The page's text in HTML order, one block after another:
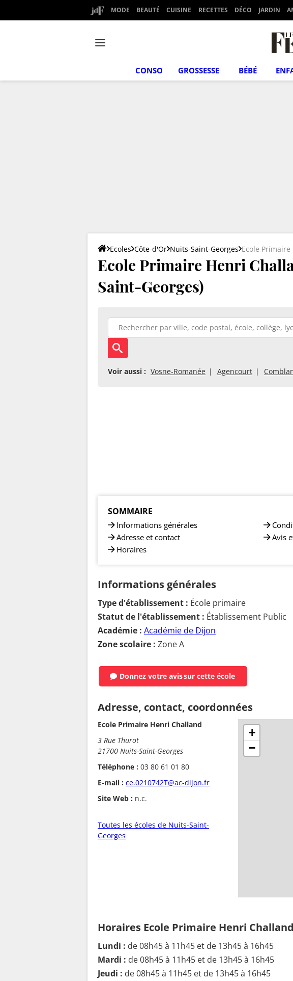
MODE BEAUTÉ CUISINE RECETTES DÉCO JARDIN
CONSO GROSSESSE BÉBÉ
Ecoles Côte-d'Or Nuits-Saint-Georges Ecole
Ecole Primaire Henri
Saint-Georges)
Voir aussi : Vosne-Romanée Agencourt
SOMMAIRE
Informations générales
Adresse et contact
Horaires
Avis
Informations générales
Type d'établissement : École primaire
Statut de l'établissement : Établissement Public
Académie : Académie de Dijon
Zone scolaire : Zone A
Donnez votre avissur cette école
Adresse, contact, coordonnées
Ecole Primaire Henri Challand
3 Rue Thurot
21700 Nuits-Saint-Georges
Téléphone : 03 80 61 01 80
E-mail : ce.0210742T@ac-dijon.fr
Site Web : n.c.
Toutes les écoles de Nuits-Saint-
Georges
+
−
Horaires Ecole Primaire Henri Challand
Lundi : de 08h45 à 11h45 et de 13h45 à 16h45
Mardi : de 08h45 à 11h45 et de 13h45 à 16h45
Jeudi : de 08h45 à 11h45 et de 13h45 à 16h45